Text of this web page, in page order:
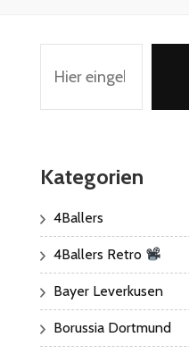
Kategorien
4Ballers
4Ballers Retro
Bayer Leverkusen
Borussia Dortmund